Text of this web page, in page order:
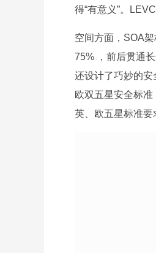
得“有意义”。
空间方面，SOA
75% ，前后贯通
还设计了巧妙的
欧双五星安全标
英、欧五星标准要